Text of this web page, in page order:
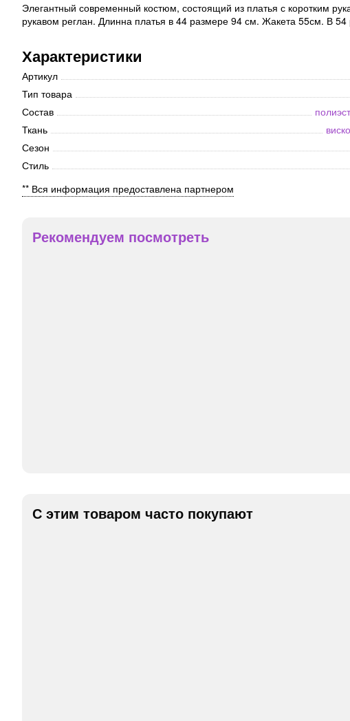
Элегантный современный костюм, состоящий из платья с коротким
рукавом реглан. Длинна платья в 44 размере 94 см. Жакета 55см. В
Характеристики
Артикул
Тип товара
Состав
Ткань
Сезон
Стиль
** Вся информация предоставлена партнером
Рекомендуем посмотреть
С этим товаром часто покупают